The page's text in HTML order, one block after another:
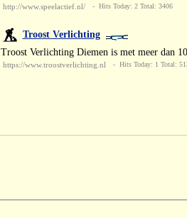
http://www.speelactief.nl/ - Hits Today: 2 Total: 3406
Troost Verlichting
Troost Verlichting Diemen is met meer dan
https://www.troostverlichting.nl - Hits Today: 1 Total: